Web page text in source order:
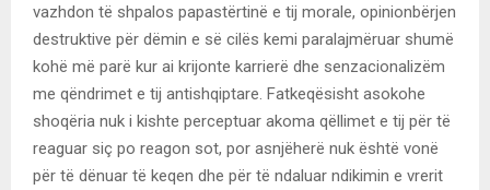
vazhdon të shpalos papastërtinë e tij morale, opinionbërjen
destruktive për dëmin e së cilës kemi paralajmëruar shumë
kohë më parë kur ai krijonte karrierë dhe senzacionalizëm
me qëndrimet e tij antishqiptare. Fatkeqësisht asokohe
shoqëria nuk i kishte perceptuar akoma qëllimet e tij për të
reaguar siç po reagon sot, por asnjëherë nuk është vonë
për të dënuar të keqen dhe për të ndaluar ndikimin e vrerit